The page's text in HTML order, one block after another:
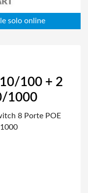
100 + 2
1000
8 Porte POE